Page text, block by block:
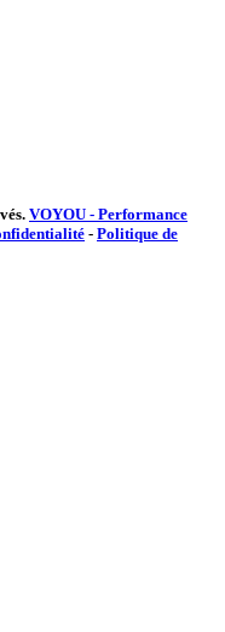
VOYOU - Performance
- Politique de